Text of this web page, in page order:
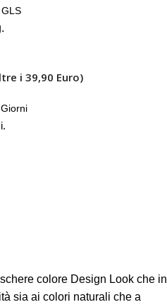
i 39,90 Euro)
colore Design Look che in
sia ai colori naturali che a